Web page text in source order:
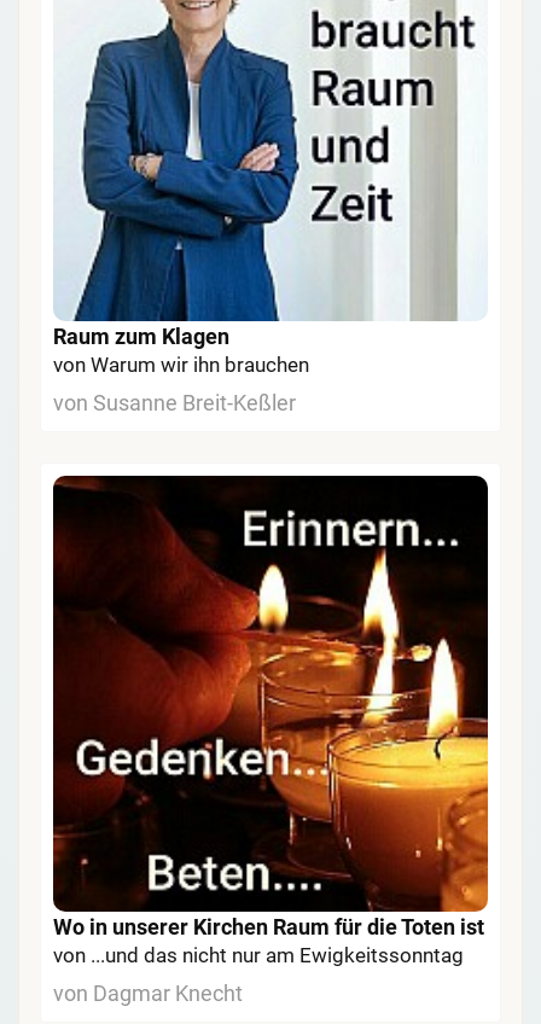
Raum zum Klagen
von Warum wir ihn brauchen
von Susanne Breit-Keßler
Wo in unserer Kirchen Raum für die Toten ist
von ...und das nicht nur am Ewigkeitssonntag
von Dagmar Knecht